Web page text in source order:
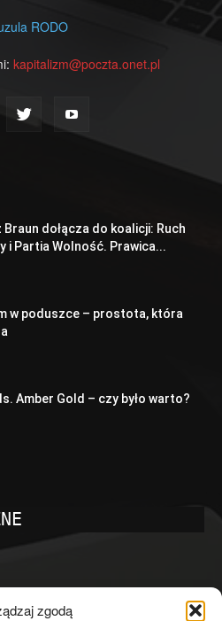
zgodą
RODO
kapitalizm@poczta.onet.pl
dołącza do koalicji: Ruch
i Partia Wolność. Prawica...
w poduszce – prostota, która
Amber Gold – czy było warto?